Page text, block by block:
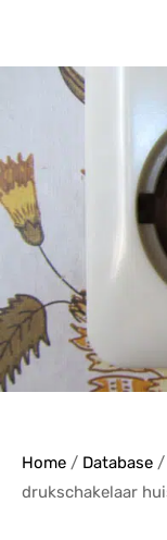
Home / Database /
drukschakelaar